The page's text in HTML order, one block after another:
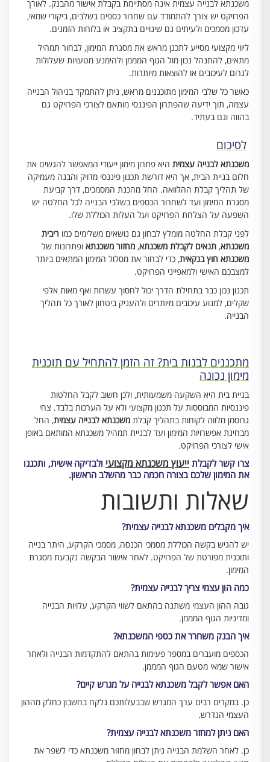
משכנתא לבנייה עצמית אינה מסתיימת בקבלת אישור מהבנק. לאורך
הפרויקט יש צורך להתמודד עם שחרור כספים בשלבים, ביקורי שמאי,
עדכון מסמכים ולעיתים גם שינויים בתקציב או בלוחות הזמנים.
ליווי מקצועי מסייע לתכנן מראש את מסגרת המימון, לבחור תמהיל
מתאים, להתנהל נכון מול הגוף המממן ולהימנע מטעויות שעלולות
לגרום לעיכובים או להוצאות מיותרות.
כאשר כל שלבי המימון מתוכננים מראש, ניתן להתמקד בניהול הבנייה
עצמה, תוך ידיעה שהפתרון הפיננסי מותאם לצורכי הפרויקט גם
בהווה וגם בעתיד.
לסיכום
משכנתא לבנייה עצמית היא פתרון מימון ייעודי המאפשר להגשים את
חלום בניית הבית, אך היא דורשת תכנון פיננסי מדויק והבנה מעמיקה
של תהליך קבלת ההלוואה. החל מהכנת המסמכים, דרך קביעת
מסגרת המימון ועד לשחרור הכספים בשלבי הבנייה לכל החלטה יש
השפעה על הצלחת הפרויקט ועל העלות הכוללת שלו.
לפני קבלת החלטה מומלץ לבחון גם נושאים משלימים כמו ריבית
משכנתא, תנאים לקבלת משכנתא, מחזור משכנתא ופתרונות של
משכנתא חוץ בנקאית, כדי לבחור את מסלול המימון המתאים ביותר
למצבכם האישי ולמאפייני הפרויקט.
תכנון נכון כבר בתחילת הדרך יכול לחסוך עשרות ואף מאות אלפי
שקלים, למנוע עיכובים מיותרים ולהעניק ביטחון לאורך כל תהליך
הבנייה.
מתכננים לבנות בית? זה הזמן להתחיל עם תוכנית
מימון נכונה
בניית בית היא השקעה משמעותית, ולכן חשוב לקבל החלטות
פיננסיות המבוססות על תכנון מקצועי ולא על הערכות בלבד. צחי
גרוסמן מלווה לקוחות בתהליך קבלת משכנתא לבנייה עצמית, החל
מבחינת אפשרויות המימון ועד לבניית תמהיל משכנתא המותאם באופן
אישי לצורכי הפרויקט.
צרו קשר לקבלת ייעוץ משכנתא מקצועי ולבדיקה אישית, ותכננו
את המימון שלכם בצורה חכמה כבר מהשלב הראשון.
שאלות ותשובות
איך מקבלים משכנתא לבנייה עצמית?
יש להגיש בקשה הכוללת מסמכי הכנסה, מסמכי הקרקע, היתר בנייה
ותוכנית מפורטת של הפרויקט. לאחר אישור הבקשה נקבעת מסגרת
המימון.
כמה הון עצמי צריך לבנייה עצמית?
גובה ההון העצמי משתנה בהתאם לשווי הקרקע, עלויות הבנייה
ומדיניות הגוף המממן.
איך הבנק משחרר את כספי המשכנתא?
הכספים מועברים במספר פעימות בהתאם להתקדמות הבנייה ולאחר
אישור שמאי מטעם הגוף המממן.
האם אפשר לקבל משכנתא לבנייה על מגרש קיים?
כן. במקרים רבים ערך המגרש שבבעלותכם נלקח בחשבון כחלק מההון
העצמי הנדרש.
האם ניתן למחזר משכנתא לבנייה עצמית?
כן. לאחר השלמת הבנייה ניתן לבחון מחזור משכנתא כדי לשפר את